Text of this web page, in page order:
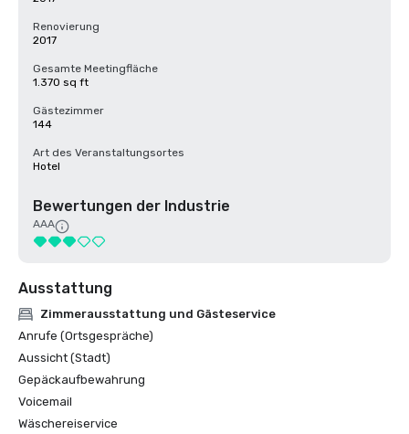
Renovierung
2017
Gesamte Meetingfläche
1.370 sq ft
Gästezimmer
144
Art des Veranstaltungsortes
Hotel
Bewertungen der Industrie
AAA
Ausstattung
Zimmerausstattung und Gästeservice
Anrufe (Ortsgespräche)
Aussicht (Stadt)
Gepäckaufbewahrung
Voicemail
Wäschereiservice